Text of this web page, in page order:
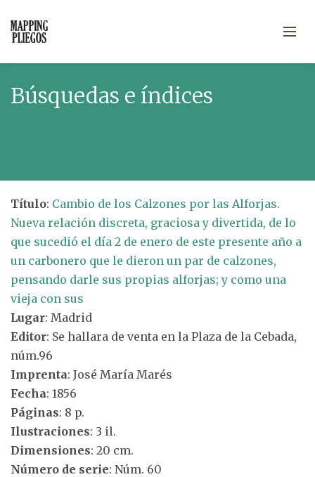
Búsquedas e índices
Título: Cambio de los Calzones por las Alforjas.
Nueva relación discreta, graciosa y divertida, de lo
que sucedió el día 2 de enero de este presente año a
un carbonero que le dieron un par de calzones,
pensando darle sus propias alforjas; y como una
vieja con sus
Lugar: Madrid
Editor: Se hallara de venta en la Plaza de la Cebada,
núm.96
Imprenta: José María Marés
Fecha: 1856
Páginas: 8 p.
Ilustraciones: 3 il.
Dimensiones: 20 cm.
Número de serie: Núm. 60